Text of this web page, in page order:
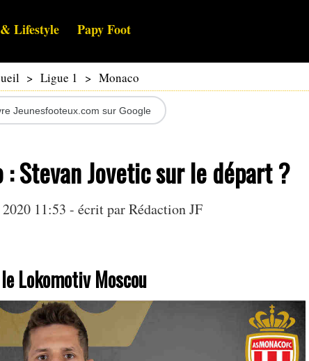
Lifestyle Papy Foot
> Ligue 1 > Monaco
Jeunesfooteux.com sur Google
Stevan Jovetic sur le départ ?
11:53 - écrit par Rédaction JF
Lokomotiv Moscou